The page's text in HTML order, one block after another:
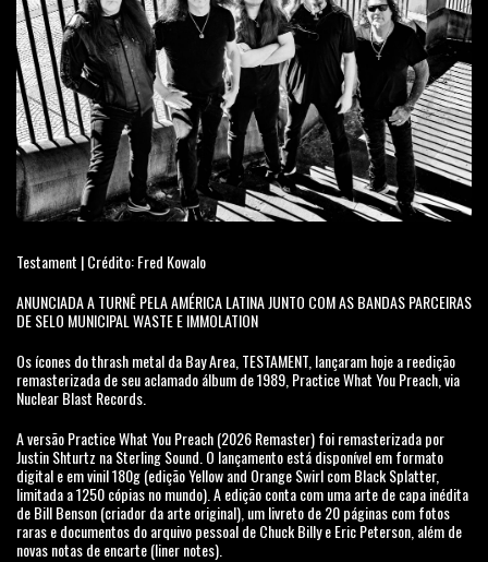
Testament | Crédito: Fred Kowalo
ANUNCIADA A TURNÊ PELA AMÉRICA LATINA JUNTO COM AS BANDAS PARCEIRAS
DE SELO MUNICIPAL WASTE E IMMOLATION
Os ícones do thrash metal da Bay Area, TESTAMENT, lançaram hoje a reedição
remasterizada de seu aclamado álbum de 1989, Practice What You Preach, via
Nuclear Blast Records.
A versão Practice What You Preach (2026 Remaster) foi remasterizada por
Justin Shturtz na Sterling Sound. O lançamento está disponível em formato
digital e em vinil 180g (edição Yellow and Orange Swirl com Black Splatter,
limitada a 1250 cópias no mundo). A edição conta com uma arte de capa inédita
de Bill Benson (criador da arte original), um livreto de 20 páginas com fotos
raras e documentos do arquivo pessoal de Chuck Billy e Eric Peterson, além de
novas notas de encarte (liner notes).